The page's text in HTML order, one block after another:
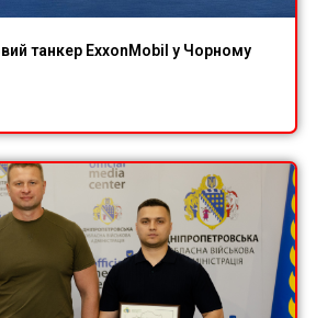
танкер ExxonMobil у Чорному